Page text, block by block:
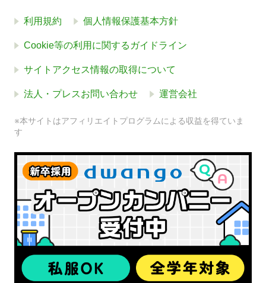
利用規約 個人情報保護基本方針
Cookie等の利用に関するガイドライン
サイトアクセス情報の取得について
法人・プレスお問い合わせ 運営会社
※本サイトはアフィリエイトプログラムによる収益を得ていま
す